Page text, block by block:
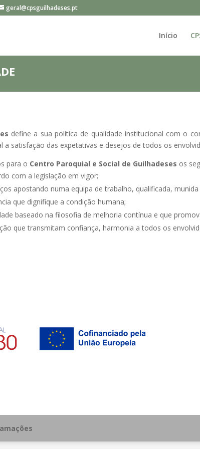
geral@cpsguilhadeses.pt
Início
define a sua política de qualidade institucional com o
satisfação das expetativas e desejos de todos os
para o Centro Paroquial e Social de Guilhadeses os
com a legislação em vigor;
apostando numa equipa de trabalho, qualificada,
que dignifique a condição humana;
baseado na filosofia de melhoria contínua e que
que transmitam confiança, harmonia a todos os